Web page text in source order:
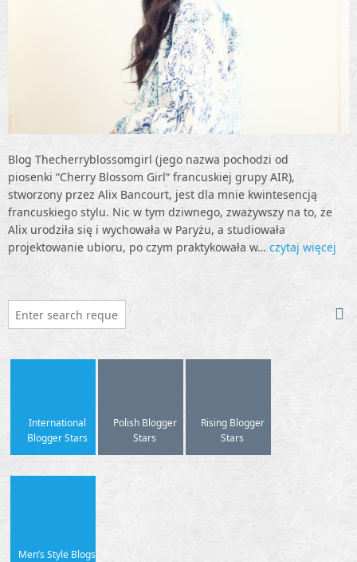
Blog Thecherryblossomgirl (jego nazwa pochodzi od
piosenki “Cherry Blossom Girl“ francuskiej grupy AIR),
stworzony przez Alix Bancourt, jest dla mnie kwintesencją
francuskiego stylu. Nic w tym dziwnego, zważywszy na to, że
Alix urodziła się i wychowała w Paryżu, a studiowała
projektowanie ubioru, po czym praktykowała w… czytaj więcej
International
Blogger Stars
Polish Blogger
Stars
Rising Blogger
Stars
Men’s Style Blogs